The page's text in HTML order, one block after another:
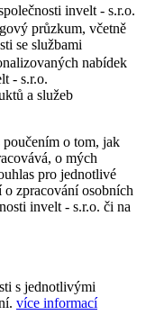
invelt - s.r.o.
průzkum, včetně
se službami
nabídek
- s.r.o.
a služeb
poučením o tom, jak
o mých
pro jednotlivé
zpracování osobních
invelt - s.r.o. či na
s jednotlivými
více informací